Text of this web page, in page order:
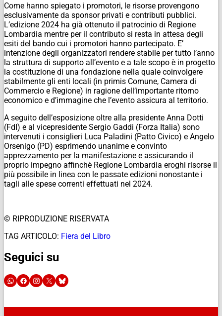
Come hanno spiegato i promotori, le risorse provengono
esclusivamente da sponsor privati e contributi pubblici.
L’edizione 2024 ha già ottenuto il patrocinio di Regione
Lombardia mentre per il contributo si resta in attesa degli
esiti del bando cui i promotori hanno partecipato. E’
intenzione degli organizzatori rendere stabile per tutto l’anno
la struttura di supporto all’evento e a tale scopo è in progetto
la costituzione di una fondazione nella quale coinvolgere
stabilmente gli enti locali (in primis Comune, Camera di
Commercio e Regione) in ragione dell’importante ritorno
economico e d’immagine che l’evento assicura al territorio.
A seguito dell’esposizione oltre alla presidente Anna Dotti
(FdI) e al vicepresidente Sergio Gaddi (Forza Italia) sono
intervenuti i consiglieri Luca Paladini (Patto Civico) e Angelo
Orsenigo (PD) esprimendo unanime e convinto
apprezzamento per la manifestazione e assicurando il
proprio impegno affinchè Regione Lombardia eroghi risorse il
più possibile in linea con le passate edizioni nonostante i
tagli alle spese correnti effettuati nel 2024.
© RIPRODUZIONE RISERVATA
TAG ARTICOLO: Fiera del Libro
Seguici su